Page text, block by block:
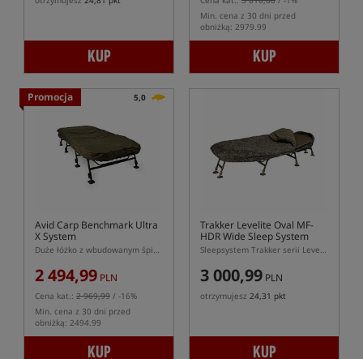
KUP
Min. cena z 30 dni przed
obniżką: 2979.99
KUP
Promocja 5,0
Avid Carp Benchmark Ultra
X System
Duże łóżko z wbudowanym śpiworem serii Ultra System
2 494,99 PLN
Cena kat.: 2 969,99 / -16%
Min. cena z 30 dni przed
obniżką: 2494.99
KUP
Trakker Levelite Oval MF-
HDR Wide Sleep System
Sleepsystem Trakker serii Levelite MF-HDR w wersji szerokiej
3 000,99 PLN
otrzymujesz 24,31 pkt
KUP